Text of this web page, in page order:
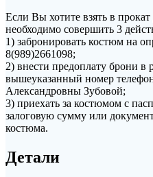
Если Вы хотите взять в
необходимо совершить 3
1) забронировать костюм на
8(989)2661098;
2) внести предоплату брони в
вышеуказанный номер
Александровны Зубовой;
3) приехать за костюмом с
залоговую сумму или
костюма.
Детали